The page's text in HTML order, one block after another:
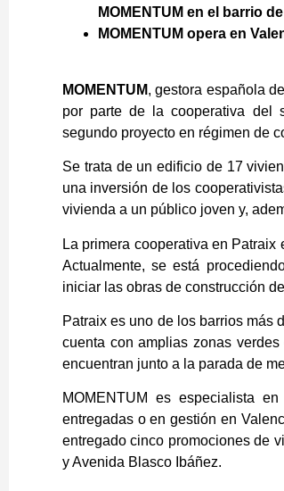
MOMENTUM en el barrio
MOMENTUM opera en
MOMENTUM, gestora española
por parte de la cooperativa del
segundo proyecto en régimen de
Se trata de un edificio de 17
una inversión de los
vivienda a un público joven y,
La primera cooperativa en
Actualmente, se está
iniciar las obras de construcción
Patraix es uno de los barrios más
cuenta con amplias zonas
encuentran junto a la parada de
MOMENTUM es especialista
entregadas o en gestión en
entregado cinco promociones de
y Avenida Blasco Ibáñez.